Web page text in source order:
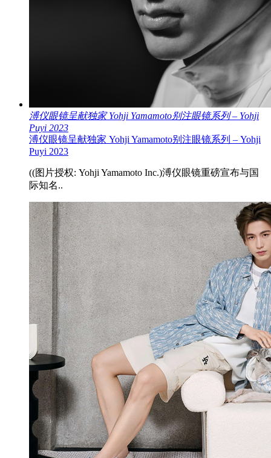
溥仪眼镜呈献独家 Yohji Yamamoto别注眼镜系列 – Yohji
Puyi 2023
溥仪眼镜呈献独家 Yohji Yamamoto别注眼镜系列 – Yohji
Puyi 2023
((图片授权: Yohji Yamamoto Inc.)溥仪眼镜重磅宣布与国
际知名..